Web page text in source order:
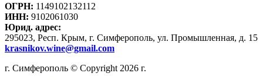
ОГРН: 1149102132112
ИНН: 9102061030
Юрид. адрес:
295023, Респ. Крым, г. Симферополь, ул. Промышленная, д. 15
krasnikov.wine@gmail.com
г. Симферополь © Copyright 2026 г.